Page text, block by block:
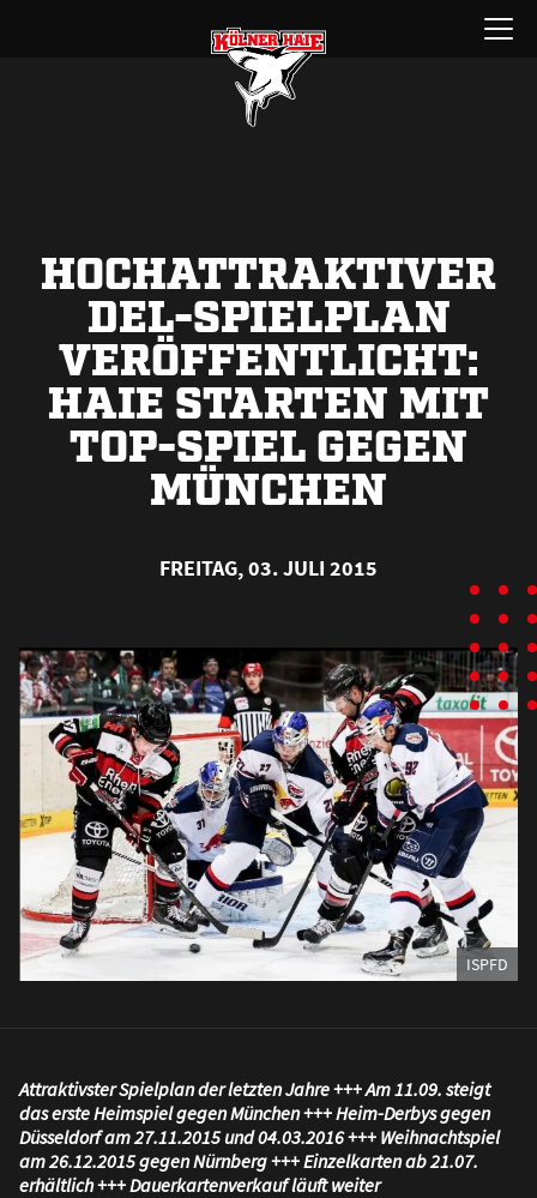
Menü
öffnen
HOCHATTRAKTIVER
DEL-SPIELPLAN
VERÖFFENTLICHT:
HAIE STARTEN MIT
TOP-SPIEL GEGEN
MÜNCHEN
FREITAG, 03. JULI 2015
ISPFD
Attraktivster Spielplan der letzten Jahre +++ Am 11.09. steigt
das erste Heimspiel gegen München +++ Heim-Derbys gegen
Düsseldorf am 27.11.2015 und 04.03.2016 +++ Weihnachtspiel
am 26.12.2015 gegen Nürnberg +++ Einzelkarten ab 21.07.
erhältlich +++ Dauerkartenverkauf läuft weiter